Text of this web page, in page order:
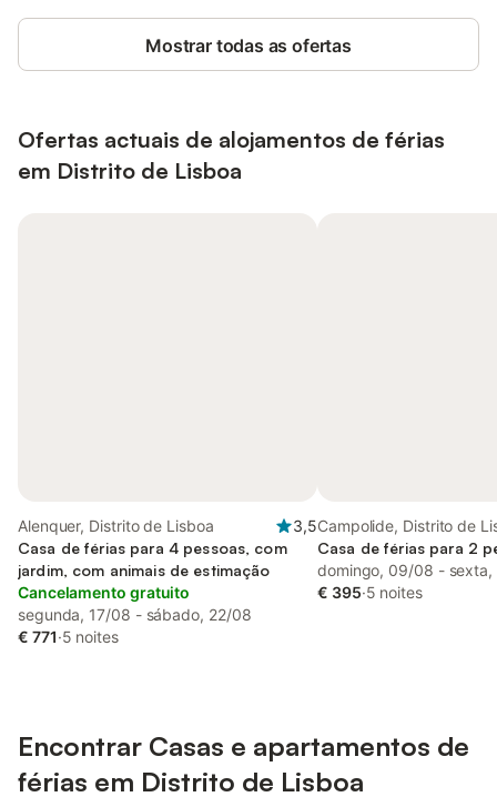
Mostrar todas as ofertas
Ofertas actuais de alojamentos de férias
em Distrito de Lisboa
Alenquer, Distrito de Lisboa
3,5
Casa de férias para 4 pessoas, com
jardim, com animais de estimação
Cancelamento gratuito
segunda, 17/08 - sábado, 22/08
€ 771·5 noites
Campolide, Distrito de
Casa de férias para 2
domingo, 09/08 - sexta,
€ 395·5 noites
Encontrar Casas e apartamentos de
férias em Distrito de Lisboa